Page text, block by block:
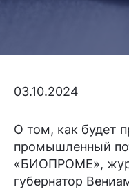
03.10.2024
О том, как будет
промышленный
«БИОПРОМЕ»,
губернатор